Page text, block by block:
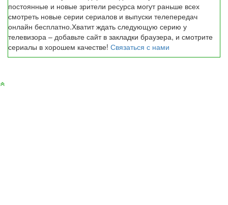
постоянные и новые зрители ресурса могут раньше всех
смотреть новые серии сериалов и выпуски телепередач
онлайн бесплатно.Хватит ждать следующую серию у
телевизора – добавьте сайт в закладки браузера, и смотрите
сериалы в хорошем качестве! Связаться с нами